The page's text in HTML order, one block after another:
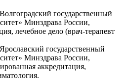
государственный
Минздрава России,
лечебное дело (врач-терапевт
государственный
Минздрава России,
аккредитация,